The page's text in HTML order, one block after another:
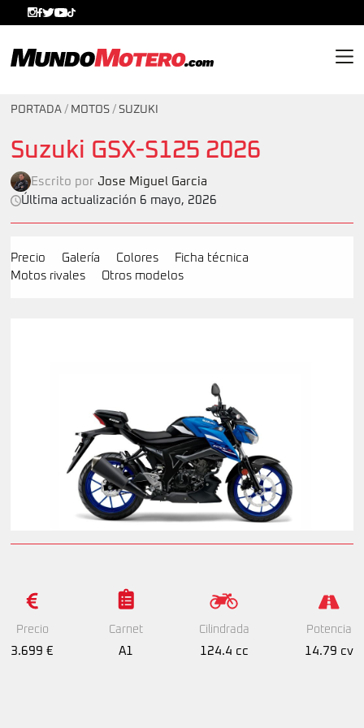
PORTADA / MOTOS / SUZUKI
Suzuki GSX-S125 2026
Escrito por Jose Miguel Garcia
Última actualización 6 mayo, 2026
Precio Galería Colores
Ficha técnica
Motos rivales
Otros modelos
Precio
3.699 €
Carnet
A1
Cilindrada
124.4 cc
Potencia
14.79 cv